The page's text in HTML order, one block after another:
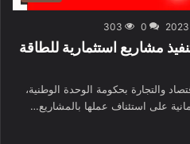
0
303
مشاريع استثمارية للطاقة
والتجارة بحكومة الوحدة الوطنية،
على استئناف عملها بالمشاريع…